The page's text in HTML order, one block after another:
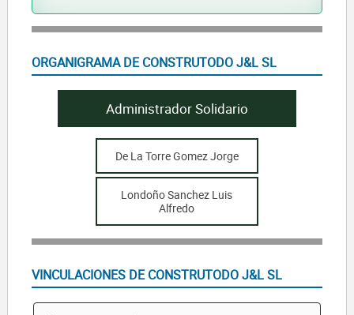
ORGANIGRAMA DE CONSTRUTODO J&L SL
Administrador Solidario
De La Torre Gomez Jorge
Londoño Sanchez Luis
Alfredo
VINCULACIONES DE CONSTRUTODO J&L SL